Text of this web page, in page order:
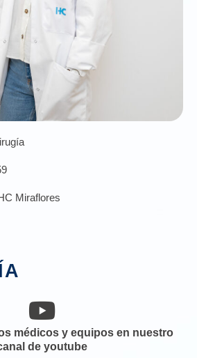
Miraflores
médicos y equipos en nuestro
de youtube